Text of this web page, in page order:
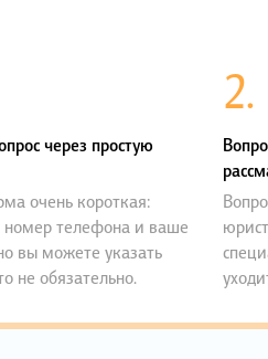
через простую
очень короткая:
номер телефона и ваше
вы можете указать
не обязательно.
2.